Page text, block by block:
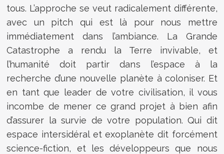
tous. L’approche se veut radicalement différente,
avec un pitch qui est là pour nous mettre
immédiatement dans l’ambiance. La Grande
Catastrophe a rendu la Terre invivable, et
l’humanité doit partir dans l’espace à la
recherche d’une nouvelle planète à coloniser. Et
en tant que leader de votre civilisation, il vous
incombe de mener ce grand projet à bien afin
d’assurer la survie de votre population. Qui dit
espace intersidéral et exoplanète dit forcément
science-fiction, et les développeurs que nous